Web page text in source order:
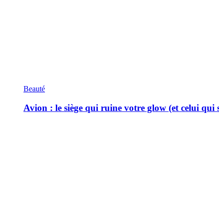
Beauté
Avion : le siège qui ruine votre glow (et celui qui